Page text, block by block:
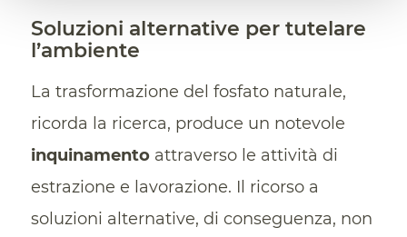
Soluzioni alternative per tutelare
l’ambiente
La trasformazione del fosfato naturale,
ricorda la ricerca, produce un notevole
inquinamentoattraverso le attività di
estrazione e lavorazione. Il ricorso a
soluzioni alternative, di conseguenza, non